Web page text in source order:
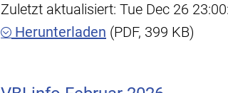
Zuletzt aktualisiert: Tue Dec 26
Herunterladen (PDF, 399 KB)